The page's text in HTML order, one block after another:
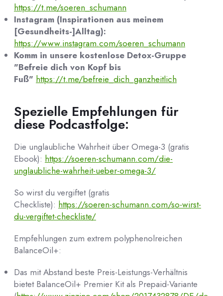
https://t.me/soeren_schumann
Instagram (Inspirationen aus meinem
[Gesundheits-]Alltag):
https://www.instagram.com/soeren_schumann
Komm in unsere kostenlose Detox-Gruppe
"Befreie dich von Kopf bis
Fuß" https://t.me/befreie_dich_ganzheitlich
Spezielle Empfehlungen für
diese Podcastfolge:
Die unglaubliche Wahrheit über Omega-3 (gratis
Ebook): https://soeren-schumann.com/die-
unglaubliche-wahrheit-ueber-omega-3/
So wirst du vergiftet (gratis
Checkliste): https://soeren-schumann.com/so-wirst-
du-vergiftet-checkliste/
Empfehlungen zum extrem polyphenolreichen
BalanceOil+:
Das mit Abstand beste Preis-Leistungs-Verhältnis
bietet BalanceOil+ Premier Kit als Prepaid-Variante